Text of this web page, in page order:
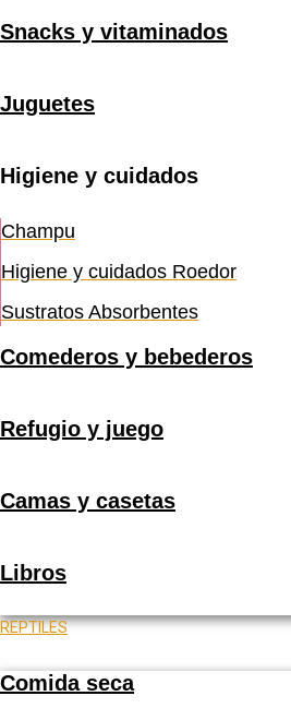
Snacks y vitaminados
Juguetes
Higiene y cuidados
Champu
Higiene y cuidados Roedor
Sustratos Absorbentes
Comederos y bebederos
Refugio y juego
Camas y casetas
Libros
REPTILES
Comida seca